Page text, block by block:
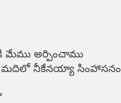
మేము అర్పించాము
నీకేనయ్యా సింహాసనం